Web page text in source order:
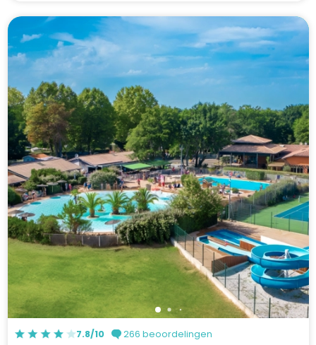
7.8/10 266 beoordelingen